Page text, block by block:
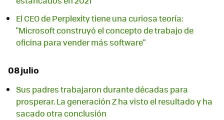
El CEO de Perplexity tiene una curiosa teoría:
"Microsoft construyó el concepto de trabajo de
oficina para vender más software"
08 julio
Sus padres trabajaron durante décadas para
prosperar. La generación Z ha visto el resultado y ha
sacado otra conclusión